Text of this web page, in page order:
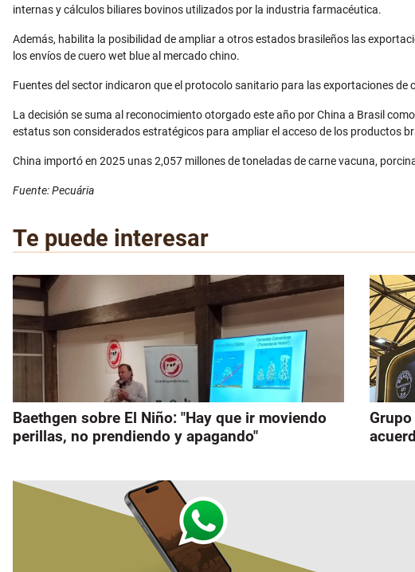
internas y cálculos biliares bovinos utilizados por la industria farmacéutica.
Además, habilita la posibilidad de ampliar a otros estados brasileños las
los envíos de cuero wet blue al mercado chino.
Fuentes del sector indicaron que el protocolo sanitario para las exportaciones
La decisión se suma al reconocimiento otorgado este año por China a Brasil
estatus son considerados estratégicos para ampliar el acceso de los productos
China importó en 2025 unas 2,057 millones de toneladas de carne vacuna,
Fuente: Pecuária
Te puede interesar
Baethgen sobre El Niño: "Hay que ir moviendo
perillas, no prendiendo y apagando"